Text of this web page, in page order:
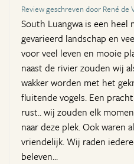
Review geschreven door René
South Luangwa is een heel
gevarieerd landschap en
voor veel leven en mooie
naast de rivier zouden wij
wakker worden met het
fluitende vogels. Een
rust.. wij zouden elk
naar deze plek. Ook waren
vriendelijk. Wij raden
beleven...